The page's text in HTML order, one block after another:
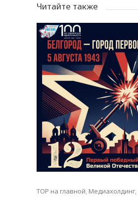
Читайте также
TOP на главной, Медиахолдинг,